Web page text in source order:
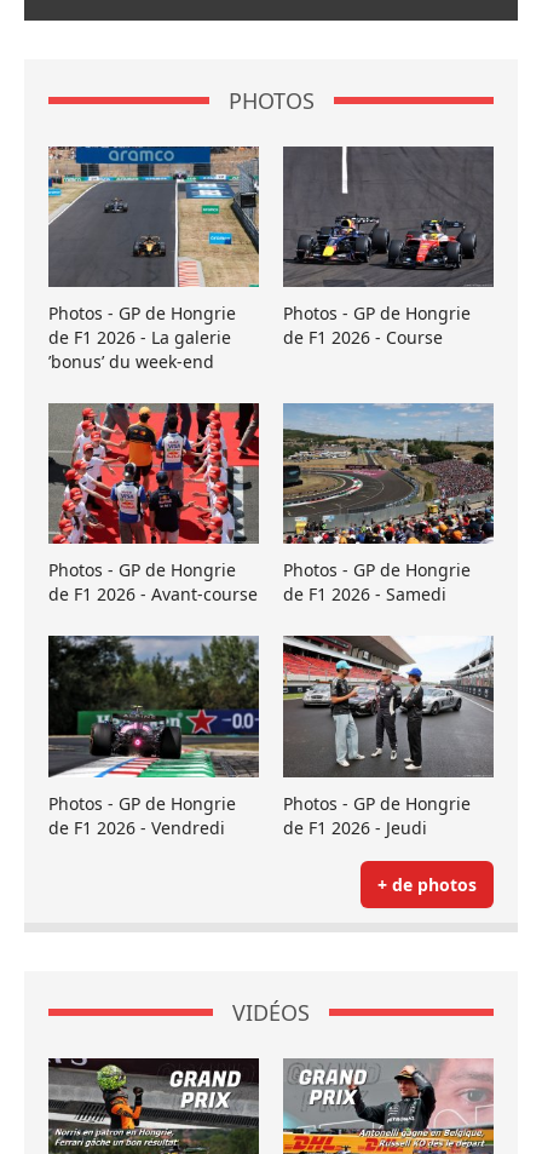
PHOTOS
Photos - GP de Hongrie
de F1 2026 - La galerie
’bonus’ du week-end
Photos - GP de Hongrie
de F1 2026 - Course
Photos - GP de Hongrie
de F1 2026 - Avant-course
Photos - GP de Hongrie
de F1 2026 - Samedi
Photos - GP de Hongrie
de F1 2026 - Vendredi
Photos - GP de Hongrie
de F1 2026 - Jeudi
+ de photos
VIDÉOS